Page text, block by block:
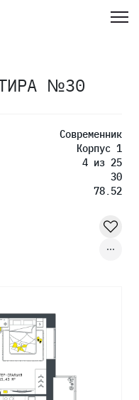
№30
Современник
Корпус 1
4 из 25
30
78.52